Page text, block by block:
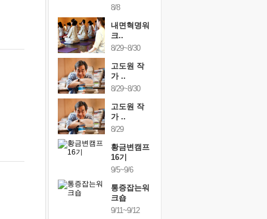
9~10/10
8/8
내면혁명워
크..
8/29~8/30
고도원 작
가 ..
8/29~8/30
고도원 작
가 ..
8/29
황금변캠프
16기
9/5~9/6
통증잡는워
크숍
9/11~9/12